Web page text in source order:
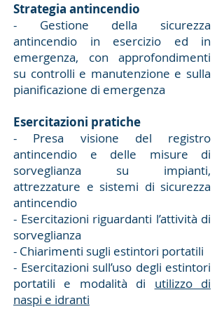
Strategia antincendio
- Gestione della sicurezza
antincendio in esercizio ed in
emergenza, con approfondimenti
su controlli e manutenzione e sulla
pianificazione di emergenza
Esercitazioni pratiche
- Presa visione del registro
antincendio e delle misure di
sorveglianza su impianti,
attrezzature e sistemi di sicurezza
antincendio
- Esercitazioni riguardanti l’attività di
sorveglianza
- Chiarimenti sugli estintori portatili
- Esercitazioni sull’uso degli estintori
portatili e modalità di utilizzo di
naspi e idranti